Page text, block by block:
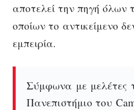
αποτελεί την πηγή όλων
οποίων το αντικείμενο
εμπειρία.
Σύμφωνα με μελέτες
Πανεπιστήμιο του